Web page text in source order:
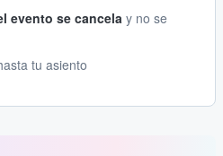
evento se cancela y no se
tu asiento